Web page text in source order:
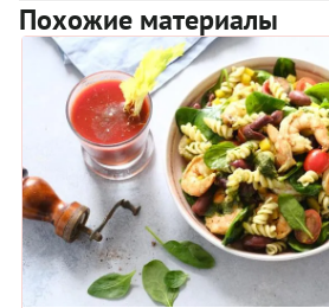
Похожие материалы